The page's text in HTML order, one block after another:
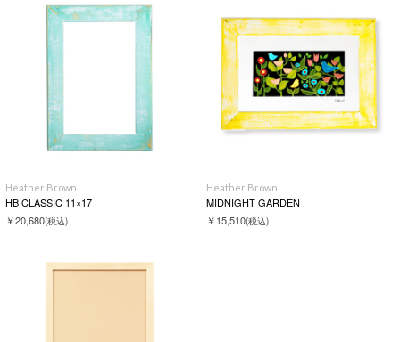
Heather Brown
HB CLASSIC 11×17
￥20,680(税込)
Heather Brown
MIDNIGHT GARDEN
￥15,510(税込)